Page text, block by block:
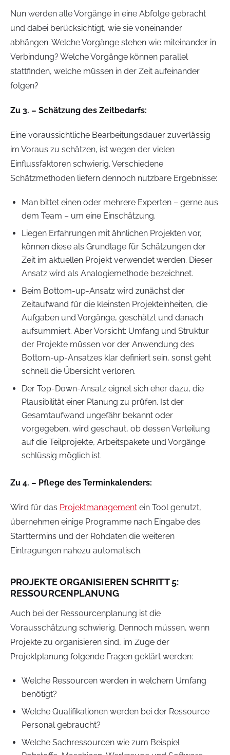
Nun werden alle Vorgänge in eine Abfolge gebracht
und dabei berücksichtigt, wie sie voneinander
abhängen. Welche Vorgänge stehen wie miteinander in
Verbindung? Welche Vorgänge können parallel
stattfinden, welche müssen in der Zeit aufeinander
folgen?
Zu 3. – Schätzung des Zeitbedarfs:
Eine voraussichtliche Bearbeitungsdauer zuverlässig
im Voraus zu schätzen, ist wegen der vielen
Einflussfaktoren schwierig. Verschiedene
Schätzmethoden liefern dennoch nutzbare Ergebnisse:
Man bittet einen oder mehrere Experten – gerne aus
dem Team – um eine Einschätzung.
Liegen Erfahrungen mit ähnlichen Projekten vor,
können diese als Grundlage für Schätzungen der
Zeit im aktuellen Projekt verwendet werden. Dieser
Ansatz wird als Analogiemethode bezeichnet.
Beim Bottom-up-Ansatz wird zunächst der
Zeitaufwand für die kleinsten Projekteinheiten, die
Aufgaben und Vorgänge, geschätzt und danach
aufsummiert. Aber Vorsicht: Umfang und Struktur
der Projekte müssen vor der Anwendung des
Bottom-up-Ansatzes klar definiert sein, sonst geht
schnell die Übersicht verloren.
Der Top-Down-Ansatz eignet sich eher dazu, die
Plausibilität einer Planung zu prüfen. Ist der
Gesamtaufwand ungefähr bekannt oder
vorgegeben, wird geschaut, ob dessen Verteilung
auf die Teilprojekte, Arbeitspakete und Vorgänge
schlüssig möglich ist.
Zu 4. – Pflege des Terminkalenders:
Wird für das Projektmanagement ein Tool genutzt,
übernehmen einige Programme nach Eingabe des
Starttermins und der Rohdaten die weiteren
Eintragungen nahezu automatisch.
PROJEKTE ORGANISIEREN SCHRITT 5:
RESSOURCENPLANUNG
Auch bei der Ressourcenplanung ist die
Vorausschätzung schwierig. Dennoch müssen, wenn
Projekte zu organisieren sind, im Zuge der
Projektplanung folgende Fragen geklärt werden:
Welche Ressourcen werden in welchem Umfang
benötigt?
Welche Qualifikationen werden bei der Ressource
Personal gebraucht?
Welche Sachressourcen wie zum Beispiel